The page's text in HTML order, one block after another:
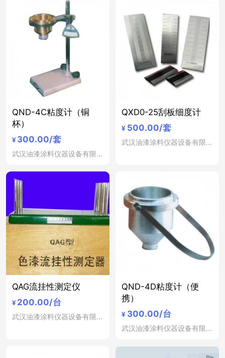
QND-4C粘度计（铜
杯）
¥ 300.00/套
武汉油漆涂料仪器设备有限公司
QXD0-25刮板细度计
¥ 500.00/套
武汉油漆涂料仪器设备有限公司
QAG流挂性测定仪
¥ 200.00/台
武汉油漆涂料仪器设备有限公司
QND-4D粘度计（便
携）
¥ 300.00/台
武汉油漆涂料仪器设备有限公司